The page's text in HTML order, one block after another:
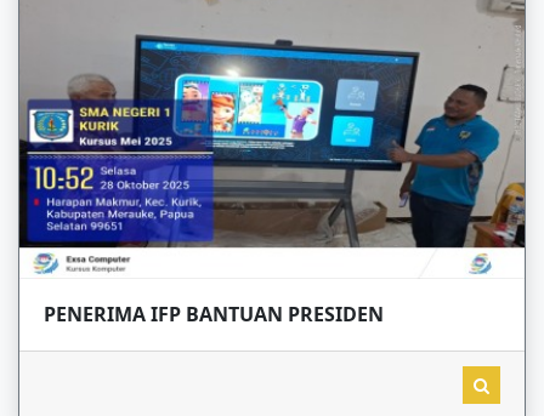
PENERIMA IFP BANTUAN PRESIDEN